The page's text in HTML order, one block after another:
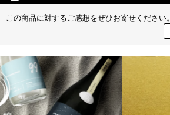
この商品に対するご感想をぜひお寄せください。